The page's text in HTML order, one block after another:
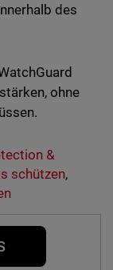
des
ohne
&
schützen,